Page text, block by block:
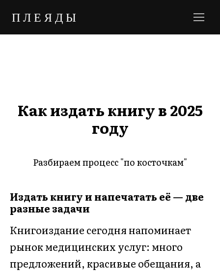
ПЛЕЯДЫ
Как издать книгу в 2025
году
Разбираем процесс "по косточкам"
Издать книгу и напечатать её — две
разные задачи
Книгоиздание сегодня напоминает
рынок медицинских услуг: много
предложений, красивые обещания, а